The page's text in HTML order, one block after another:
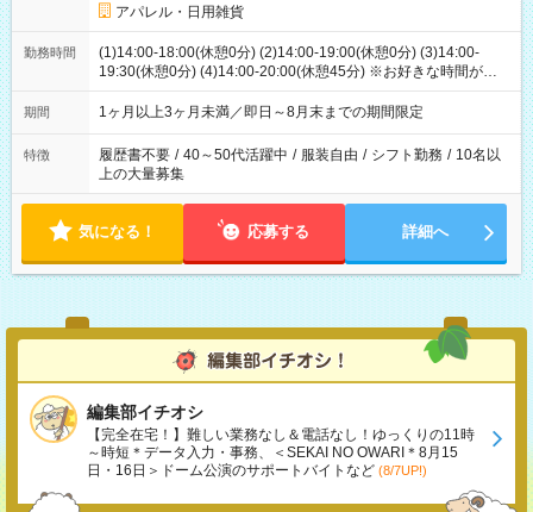
アパレル・日用雑貨
勤務時間
(1)14:00-18:00(休憩0分) (2)14:00-19:00(休憩0分) (3)14:00-
19:30(休憩0分) (4)14:00-20:00(休憩45分) ※お好きな時間が選べ
ます
期間 1ヶ月以上3ヶ月未満／即日～8月末までの期間限定
特徴 履歴書不要 / 40～50代活躍中 / 服装自由 / シフト勤務 / 10名以
上の大量募集
気になる！ 応募する 詳細へ
編集部イチオシ
【完全在宅！】難しい業務なし＆電話なし！ゆっくりの11時
～時短＊データ入力・事務、＜SEKAI NO OWARI＊8月15
日・16日＞ドーム公演のサポートバイトなど (8/7UP!)